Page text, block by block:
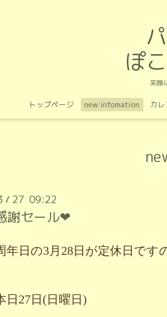
ぽ
笑顔
トップページ new infomation カ
/ 27 09:22
謝セール❤
年日の3月28日が定休日です
日27日(日曜日)